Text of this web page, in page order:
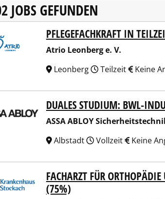
JOBS GEFUNDEN
Leonberg e. V.PFLEGEFACHKRAFT IN
Atrio Leonberg e. V.
Leonberg
Teilzeit Keine
ABLOY Sicherheitstechnik GmbH
DUALES STUDIUM: BWL-
ASSA ABLOY
Albstadt
Vollzeit Keine
Stockach GmbH
FACHARZT FÜR
(75%)